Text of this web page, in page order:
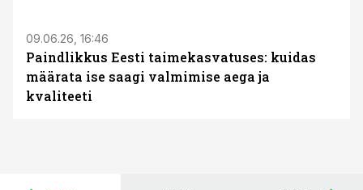
09.06.26, 16:46
Paindlikkus Eesti taimekasvatuses: kuidas
määrata ise saagi valmimise aega ja
kvaliteeti